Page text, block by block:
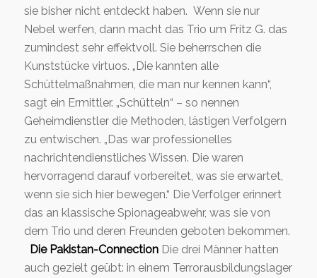
sie bisher nicht entdeckt haben. Wenn sie nur
Nebel werfen, dann macht das Trio um Fritz G. das
zumindest sehr effektvoll. Sie beherrschen die
Kunststücke virtuos. „Die kannten alle
Schüttelmaßnahmen, die man nur kennen kann“,
sagt ein Ermittler. „Schütteln“ – so nennen
Geheimdienstler die Methoden, lästigen Verfolgern
zu entwischen. „Das war professionelles
nachrichtendienstliches Wissen. Die waren
hervorragend darauf vorbereitet, was sie erwartet,
wenn sie sich hier bewegen.“ Die Verfolger erinnert
das an klassische Spionageabwehr, was sie von
dem Trio und deren Freunden geboten bekommen.
Die Pakistan-ConnectionDie drei Männer hatten
auch gezielt geübt: in einem Terrorausbildungslager